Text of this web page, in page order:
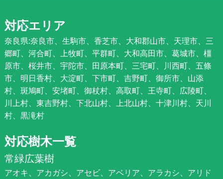
対応エリア
奈良県:奈良市、生駒市、香芝市、大和郡山市、天理市、三
郷町、河合町、上牧町、平群町、大和高田市、葛城市、橿
原市、桜井市、宇陀市、田原本町、三宅町、川西町、五條
市、明日香村、大淀町、下市町、吉野町、御所市、山添
村、斑鳩町、安堵町、御杖村、高取町、王寺町、広陵町、
川上村、東吉野村、下北山村、上北山村、十津川村、天川
村、黒滝村
対応樹木一覧
常緑広葉樹
アオキ、アカガシ、アセビ、アベリア、アラカシ、アリド